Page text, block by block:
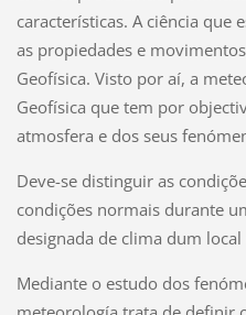
características. A ciência que
as propiedades e
Geofísica. Visto por aí, a
Geofísica que tem por
atmosfera e dos seus
Deve-se distinguir as
condições normais durante
designada de clima dum
Mediante o estudo dos